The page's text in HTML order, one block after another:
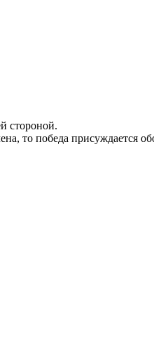
стороной.
то победа присуждается